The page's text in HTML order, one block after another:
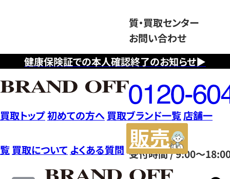
健康保険証での本人確認終了のお知らせ▶
質・買取センター
お問い合わせ
フ
リ
ー
ダ
イ
ヤ
ル
0120604117
受付時間 / 9:00～
買取トップ初めての方へ 買取ブランド一覧店舗一
覧 買取について よくある質問
サ